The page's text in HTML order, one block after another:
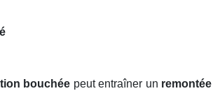
bouchée peut entraîner un remontée